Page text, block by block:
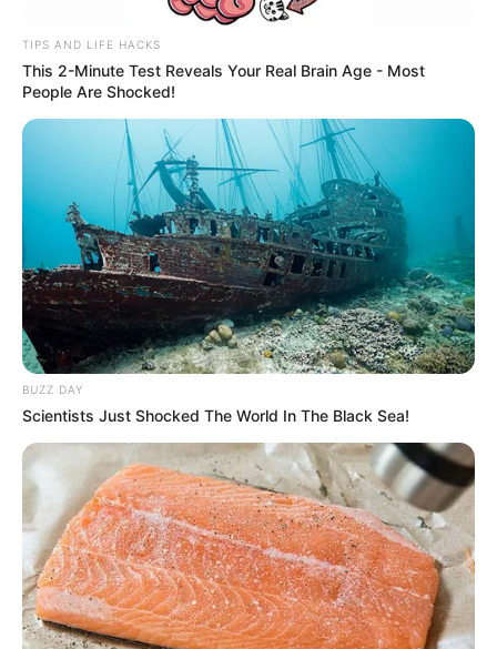
TIPS AND LIFE HACKS
This 2-Minute Test Reveals Your Real Brain Age - Most
People Are Shocked!
BUZZ DAY
Scientists Just Shocked The World In The Black Sea!